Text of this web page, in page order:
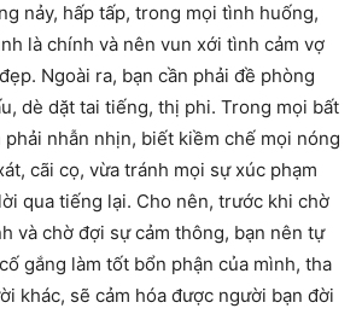
nảy, hấp tấp, trong mọi tình huống,
là chính và nên vun xới tình cảm vợ
Ngoài ra, bạn cần phải đề phòng
dè dặt tai tiếng, thị phi. Trong mọi bất
phải nhẫn nhịn, biết kiềm chế mọi nóng
cãi cọ, vừa tránh mọi sự xúc phạm
qua tiếng lại. Cho nên, trước khi chờ
và chờ đợi sự cảm thông, bạn nên tự
gắng làm tốt bổn phận của mình, tha
khác, sẽ cảm hóa được người bạn đời